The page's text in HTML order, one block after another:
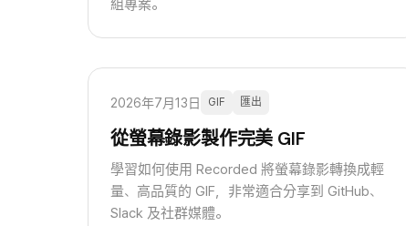
組專案。
2026年7月13日 GIF 匯出
從螢幕錄影製作完美 GIF
學習如何使用 Recorded 將螢幕錄影轉換成輕
量、高品質的 GIF，非常適合分享到 GitHub、
Slack 及社群媒體。